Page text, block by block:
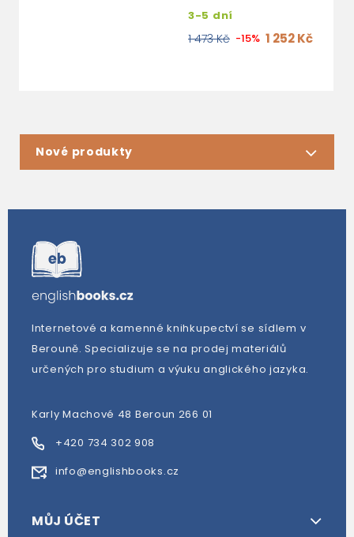
3-5 dní
1 473 Kč -15% 1 252 Kč
Nové produkty
Internetové a kamenné knihkupectví se sídlem v
Berouně. Specializuje se na prodej materiálů
určených pro studium a výuku anglického jazyka.
Karly Machové 48 Beroun 266 01
+420 734 302 908
info@englishbooks.cz
MŮJ ÚČET